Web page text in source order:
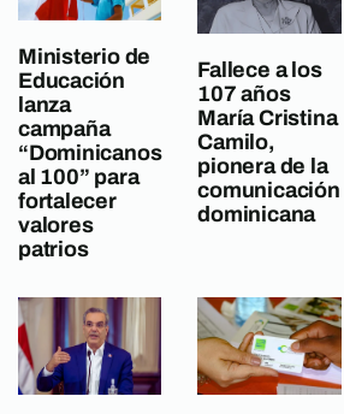
Ministerio de
Educación
lanza
campaña
“Dominicanos
al 100” para
fortalecer
valores
patrios
Fallece a los
107 años
María Cristina
Camilo,
pionera de la
comunicación
dominicana